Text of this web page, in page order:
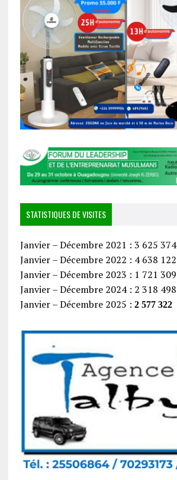
STATISTIQUES DE VISITES
Janvier – Décembre 2021 : 3 625 374
Janvier – Décembre 2022 : 4 638 122
Janvier – Décembre 2023 : 1 721 309
Janvier – Décembre 2024 : 2 318 498
Janvier – Décembre 2025 : 2 577 322